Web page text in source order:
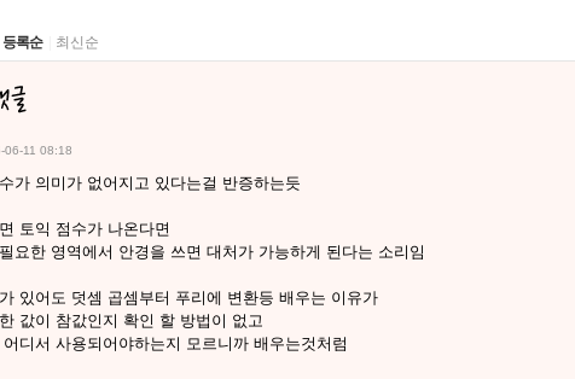
등록순 최신순
06-11 08:18
가 의미가 없어지고 있다는걸 반증하는듯
토익 점수가 나온다면
요한 영역에서 안경을 쓰면 대처가 가능하게 된다는 소리임
있어도 덧셈 곱셈부터 푸리에 변환등 배우는 이유가
값이 참값인지 확인 할 방법이 없고
디서 사용되어야하는지 모르니까 배우는것처럼